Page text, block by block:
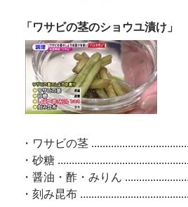
「ワサビの茎のショウユ漬け」
・ワサビの茎
・砂糖
・醤油・酢・みりん
・刻み昆布